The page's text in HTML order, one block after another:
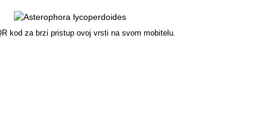
kod za brzi pristup ovoj vrsti na svom mobitelu.